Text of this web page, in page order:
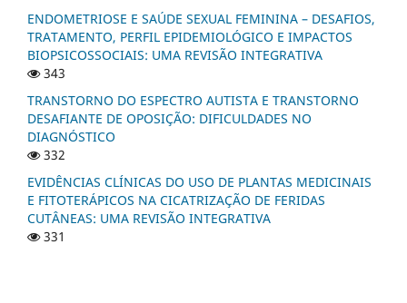
ENDOMETRIOSE E SAÚDE SEXUAL FEMININA – DESAFIOS,
TRATAMENTO, PERFIL EPIDEMIOLÓGICO E IMPACTOS
BIOPSICOSSOCIAIS: UMA REVISÃO INTEGRATIVA
343
TRANSTORNO DO ESPECTRO AUTISTA E TRANSTORNO
DESAFIANTE DE OPOSIÇÃO: DIFICULDADES NO
DIAGNÓSTICO
332
EVIDÊNCIAS CLÍNICAS DO USO DE PLANTAS MEDICINAIS
E FITOTERÁPICOS NA CICATRIZAÇÃO DE FERIDAS
CUTÂNEAS: UMA REVISÃO INTEGRATIVA
331